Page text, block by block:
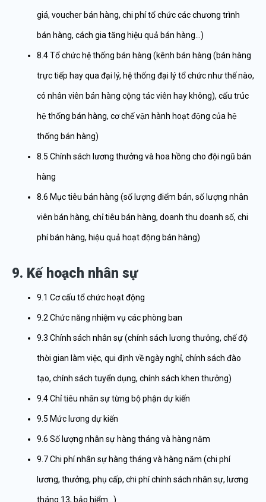
giá, voucher bán hàng, chi phí tổ chức các chương trình
bán hàng, cách gia tăng hiệu quả bán hàng…)
8.4 Tổ chức hệ thống bán hàng (kênh bán hàng (bán hàng
trực tiếp hay qua đại lý, hệ thống đại lý tổ chức như thế nào,
có nhân viên bán hàng cộng tác viên hay không), cấu trúc
hệ thống bán hàng, cơ chế vận hành hoạt động của hệ
thống bán hàng)
8.5 Chính sách lương thưởng và hoa hồng cho đội ngũ bán
hàng
8.6 Mục tiêu bán hàng (số lượng điểm bán, số lượng nhân
viên bán hàng, chỉ tiêu bán hàng, doanh thu doanh số, chi
phí bán hàng, hiệu quả hoạt động bán hàng)
9. Kế hoạch nhân sự
9.1 Cơ cấu tổ chức hoạt động
9.2 Chức năng nhiệm vụ các phòng ban
9.3 Chính sách nhân sự (chính sách lương thưởng, chế độ
thời gian làm việc, qui định về ngày nghỉ, chính sách đào
tạo, chính sách tuyển dụng, chính sách khen thưởng)
9.4 Chỉ tiêu nhân sự từng bộ phận dự kiến
9.5 Mức lương dự kiến
9.6 Số lượng nhân sự hàng tháng và hàng năm
9.7 Chi phí nhân sự hàng tháng và hàng năm (chi phí
lương, thưởng, phụ cấp, chi phí chính sách nhân sự, lương
tháng 13, bảo hiểm…)